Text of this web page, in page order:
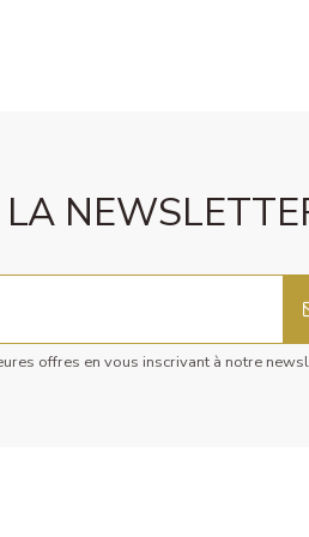
offres en vous inscrivant à notre